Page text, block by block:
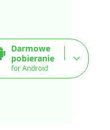
Darmowe
pobieranie
for Android